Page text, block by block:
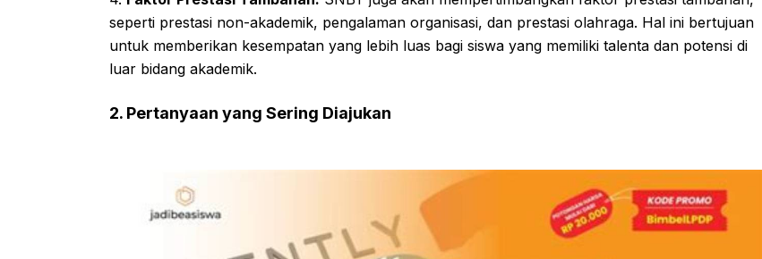
seperti prestasi non-akademik, pengalaman organisasi, dan prestasi olahraga. Hal ini bertujuan
untuk memberikan kesempatan yang lebih luas bagi siswa yang memiliki talenta dan potensi di
luar bidang akademik.
2. Pertanyaan yang Sering Diajukan